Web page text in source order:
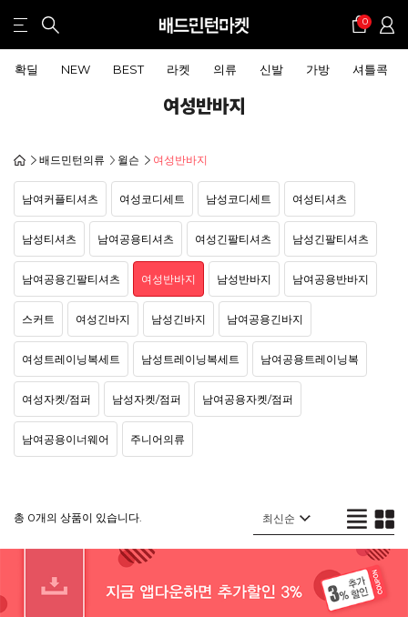
0
확딜 NEW BEST 라켓 의류 신발 가방 셔틀콕
여성반바지
배드민턴의류 윌슨 여성반바지
남여커플티셔츠 여성코디세트 남성코디세트 여성티셔츠
남성티셔츠 남여공용티셔츠 여성긴팔티셔츠 남성긴팔티셔츠
남여공용긴팔티셔츠 여성반바지 남성반바지 남여공용반바지
스커트 여성긴바지 남성긴바지 남여공용긴바지
여성트레이닝복세트 남성트레이닝복세트 남여공용트레이닝복
여성자켓/점퍼 남성자켓/점퍼 남여공용자켓/점퍼
남여공용이너웨어 주니어의류
총 0개의 상품이 있습니다.